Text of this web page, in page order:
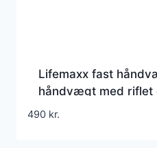
Lifemaxx fast
håndvægt med riflet
støbejern beklædt
490 kr.